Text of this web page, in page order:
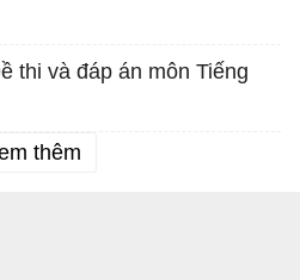
thi và đáp án môn Tiếng
thêm